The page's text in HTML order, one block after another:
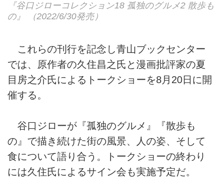
『谷口ジローコレクション18 孤独のグルメ2 散歩も
の』 （2022/6/30発売）
これらの刊行を記念し青山ブックセンター
では、原作者の久住昌之氏と漫画批評家の夏
目房之介氏によるトークショーを8月20日に開
催する。
谷口ジローが『孤独のグルメ』『散歩も
の』で描き続けた街の風景、人の姿、そして
食について語り合う。トークショーの終わり
には久住氏によるサイン会も実施予定だ。